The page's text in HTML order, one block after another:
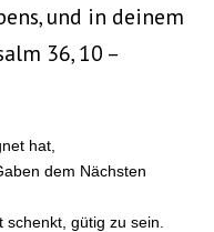
und in deinem
36, 10 –
hat,
dem Nächsten
gütig zu sein.